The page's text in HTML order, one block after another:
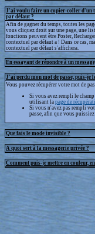
J'ai voulu faire un copier-coller d'un
par défaut ?
Afin de gagner du temps, toutes les
vous cliquez droit sur une page, une
fonctions peuvent être Poster,
contextuel par défaut a ! Dans ce cas,
contextuel par défaut s'affichera.
En essayant de répondre à un
J'ai perdu mon mot de passe, puis-je
Vous pouvez récupérer votre mot de
Si vous avez rempli le
utilisant la page de
Si vous n'avez pas rempli
passe, afin que vous
Que fais le mode invisible ?
A quoi sert à la messagerie privée ?
Comment puis-je mettre en couleur, en